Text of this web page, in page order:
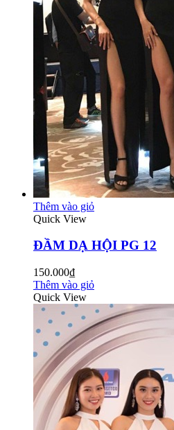
Thêm vào giỏ
Quick View
ĐẦM DẠ HỘI PG 12
150.000₫
Thêm vào giỏ
Quick View